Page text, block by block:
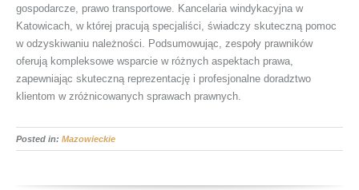
gospodarcze, prawo transportowe. Kancelaria windykacyjna w
Katowicach, w której pracują specjaliści, świadczy skuteczną pomoc
w odzyskiwaniu należności. Podsumowując, zespoły prawników
oferują kompleksowe wsparcie w różnych aspektach prawa,
zapewniając skuteczną reprezentację i profesjonalne doradztwo
klientom w zróżnicowanych sprawach prawnych.
Posted in: Mazowieckie